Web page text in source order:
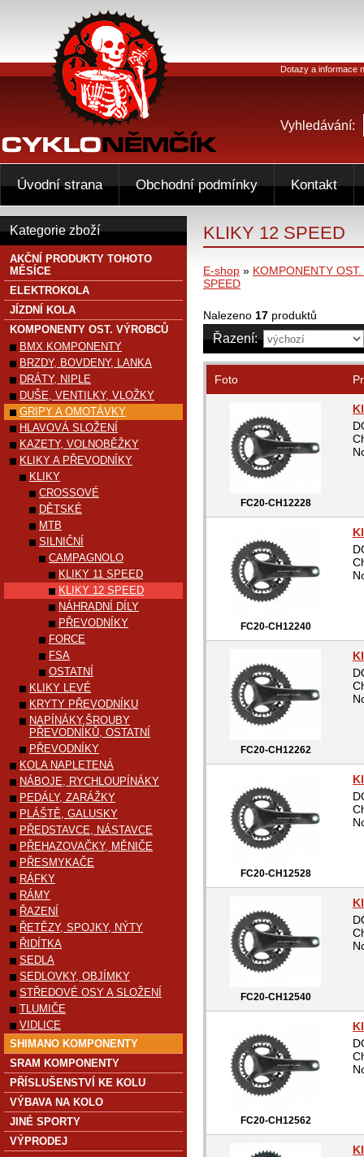
KLIKY 12 SPEED
E-shop » KOMPONENTY
SPEED
Nalezeno 17 produktů
Řazení:
Foto
FC20-CH12228
FC20-CH12240
FC20-CH12262
FC20-CH12528
FC20-CH12540
FC20-CH12562
Kategorie zboží
AKČNÍ PRODUKTY TOHOTO
MĚSÍCE
ELEKTROKOLA
JÍZDNÍ KOLA
KOMPONENTY OST. VÝROBCŮ
BMX KOMPONENTY
BRZDY, BOVDENY, LANKA
DRÁTY, NIPLE
DUŠE, VENTILKY, VLOŽKY
GRIPY A OMOTÁVKY
HLAVOVÁ SLOŽENÍ
KAZETY, VOLNOBĚŽKY
KLIKY A PŘEVODNÍKY
KLIKY
CROSSOVÉ
DĚTSKÉ
MTB
SILNIČNÍ
CAMPAGNOLO
KLIKY 11 SPEED
KLIKY 12 SPEED
NÁHRADNÍ DÍLY
PŘEVODNÍKY
FORCE
FSA
OSTATNÍ
KLIKY LEVÉ
KRYTY PŘEVODNÍKU
NAPÍNÁKY,ŠROUBY
PŘEVODNÍKŮ, OSTATNÍ
PŘEVODNÍKY
KOLA NAPLETENÁ
NÁBOJE, RYCHLOUPÍNÁKY
PEDÁLY, ZARÁŽKY
PLÁŠTĚ, GALUSKY
PŘEDSTAVCE, NÁSTAVCE
PŘEHAZOVAČKY, MĚNIČE
PŘESMYKAČE
RÁFKY
RÁMY
ŘAZENÍ
ŘETĚZY, SPOJKY, NÝTY
ŘIDÍTKA
SEDLA
SEDLOVKY, OBJÍMKY
STŘEDOVÉ OSY A SLOŽENÍ
TLUMIČE
VIDLICE
SHIMANO KOMPONENTY
SRAM KOMPONENTY
PŘÍSLUŠENSTVÍ KE KOLU
VÝBAVA NA KOLO
JINÉ SPORTY
VÝPRODEJ
Dotazy a informace
Vyhledávání:
Úvodní strana Obchodní podmínky Kontakt